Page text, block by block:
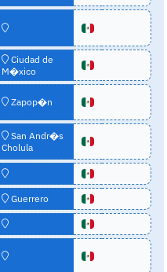
Ciudad de
M�xico
Zapop�n
San Andr�s
Cholula
Guerrero